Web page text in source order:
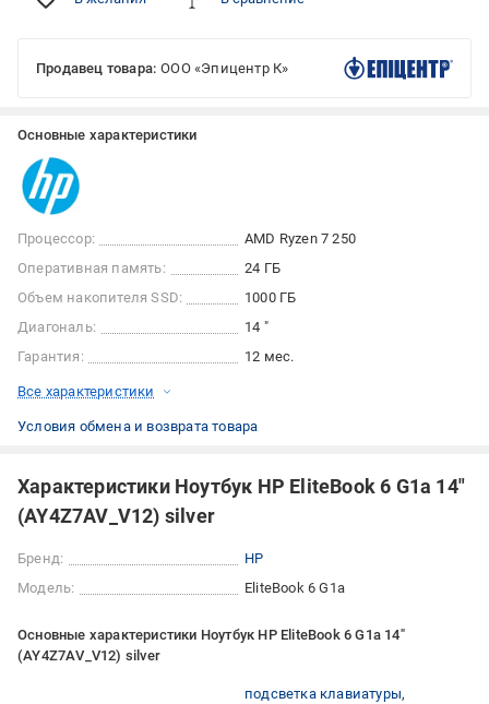
Продавец товара: ООО «Эпицентр К»
Основные характеристики
Процессор:
AMD Ryzen 7 250
Оперативная память:
24 ГБ
Объем накопителя SSD:
1000 ГБ
Диагональ:
14 "
Гарантия:
12 мес.
Все характеристики
Условия обмена и возврата товара
Характеристики Ноутбук HP EliteBook 6 G1a 14"
(AY4Z7AV_V12) silver
Бренд:
HP
Модель:
EliteBook 6 G1a
Основные характеристики Ноутбук HP EliteBook 6 G1a 14"
(AY4Z7AV_V12) silver
подсветка клавиатуры